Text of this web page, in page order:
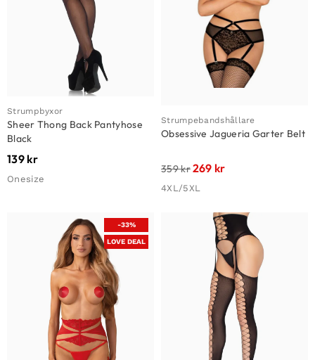
Strumpbyxor
Sheer Thong Back Pantyhose
Black
139 kr
Onesize
Strumpebandshållare
Obsessive Jagueria Garter Belt
359kr269 kr
4XL/5XL
-33%
LOVE DEAL